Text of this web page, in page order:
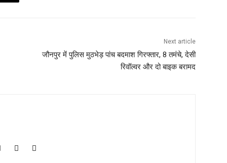
Next article
जौनपुर में पुलिस मुठभेड़ पांच बदमाश गिरफ्तार, 8 तमंचे, देसी
रिवॉल्वर और दो बाइक बरामद